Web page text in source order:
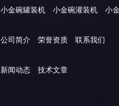
小金碗罐装机 小金碗灌装机 小
公司简介 荣誉资质 联系我们
新闻动态 技术文章